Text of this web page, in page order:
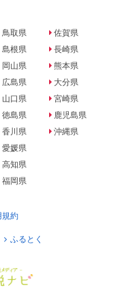
鳥取県
島根県
岡山県
広島県
山口県
徳島県
香川県
愛媛県
高知県
福岡県
佐賀県
長崎県
熊本県
大分県
宮崎県
鹿児島県
沖縄県
規約
ふるとく